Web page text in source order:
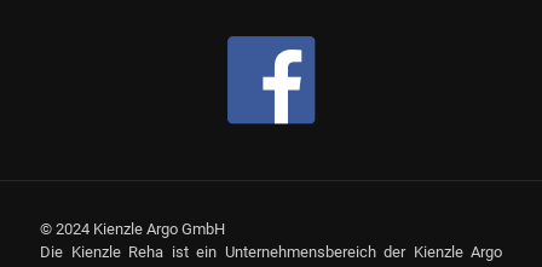
© 2024 Kienzle Argo GmbH
Die Kienzle Reha ist ein Unternehmensbereich der Kienzle Argo